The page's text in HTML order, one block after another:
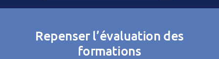
PubliezRepenser l’évaluation des
formations